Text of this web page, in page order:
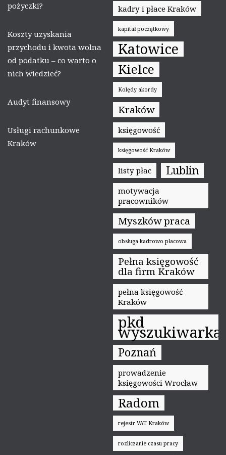
pożyczki?
Koszty uzyskania
przychodu i kwota wolna
od podatku – co warto o
nich wiedzieć?
Audyt finansowy
Usługi rachunkowe
Kraków
kadry i płace Kraków
kapitał początkowy
Katowice
Kielce
Kolędy akordy
Kraków
księgowość
księgowość Kraków
listy płac Lublin
motywacja
pracowników
Myszków praca
obsługa kadrowo płacowa
Pełna księgowość
dla firm Kraków
pełna księgowość
Kraków
pkd
wyszukiwarka
Poznań
prowadzenie
księgowości Wrocław
Radom
rejestr VAT Kraków
rozliczanie czasu pracy